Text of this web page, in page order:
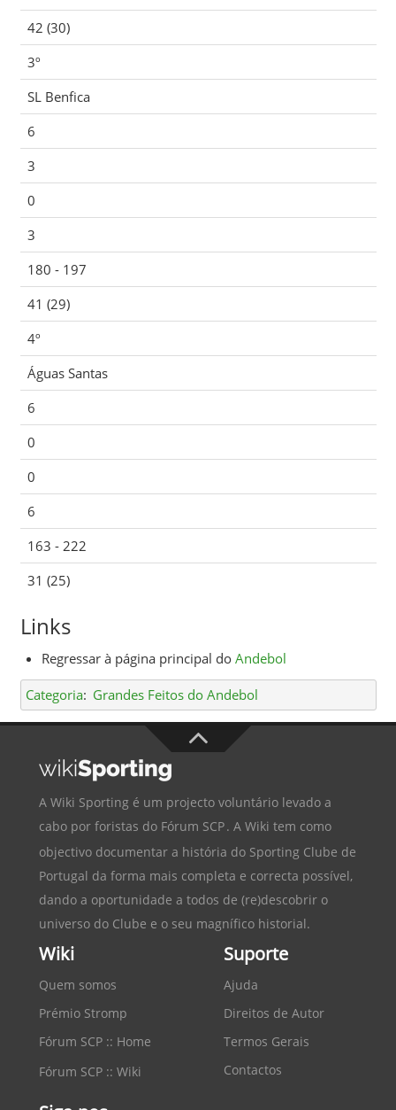
42 (30)
3º
SL Benfica
6
3
0
3
180 - 197
41 (29)
4º
Águas Santas
6
0
0
6
163 - 222
31 (25)
Links
Regressar à página principal do Andebol
Categoria: Grandes Feitos do Andebol
A Wiki Sporting é um projecto voluntário levado a
cabo por foristas do Fórum SCP. A Wiki tem como
objectivo documentar a história do Sporting Clube de
Portugal da forma mais completa e correcta possível,
dando a oportunidade a todos de (re)descobrir o
universo do Clube e o seu magnífico historial.
Wiki
Quem somos
Prémio Stromp
Fórum SCP :: Home
Fórum SCP :: Wiki
Suporte
Ajuda
Direitos de Autor
Termos Gerais
Contactos